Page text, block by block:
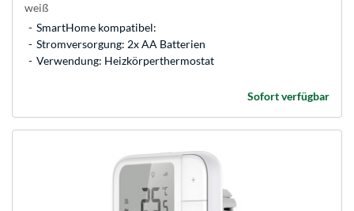
weiß
SmartHome kompatibel:
Stromversorgung: 2x AA Batterien
Verwendung: Heizkörperthermostat
Sofort verfügbar